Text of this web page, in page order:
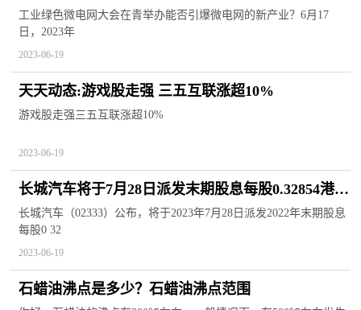
爆微电网的新产业？
工业绿色微电网大会在青举办能否引爆微电网的新产业？6月17
日，2023年
2023-06-19
天天动态:游戏股走强 三五互联涨超10%
游戏股走强三五互联涨超10%
2023-06-19
长城汽车将于7月28日派发末期股息每股0.32854港元
天天播资讯
长城汽车（02333）公布，将于2023年7月28日派发2022年末期股息
每股0 32
2023-06-19
石蜡油沸点是多少？石蜡油沸点范围